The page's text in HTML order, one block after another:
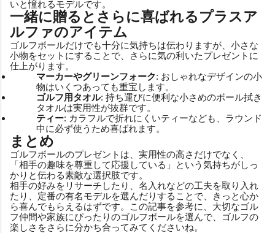
いと憧れるモデルです。
一緒に贈るとさらに喜ばれるプラスア
ルファのアイテム
ゴルフボールだけでも十分に気持ちは伝わりますが、小さな
小物をセットにすることで、さらに気の利いたプレゼントに
仕上がります。
マーカーやグリーンフォーク: おしゃれなデザインの小
物はいくつあっても重宝します。
ゴルフ用タオル: 持ち運びに便利な小さめのボール拭き
タオルは実用性が抜群です。
ティー: カラフルで折れにくいティーなども、ラウンド
中に必ず使うため喜ばれます。
まとめ
ゴルフボールのプレゼントは、実用性の高さだけでなく、
「相手の趣味を尊重して応援している」という気持ちがしっ
かりと伝わる素敵な選択肢です。
相手の好みをリサーチしたり、名入れなどの工夫を取り入れ
たり、定番の有名モデルを選んだりすることで、きっと心か
ら喜んでもらえるはずです。この記事を参考に、大切なゴル
フ仲間や家族にぴったりのゴルフボールを選んで、ゴルフの
楽しさをさらに分かち合ってみてくださいね。